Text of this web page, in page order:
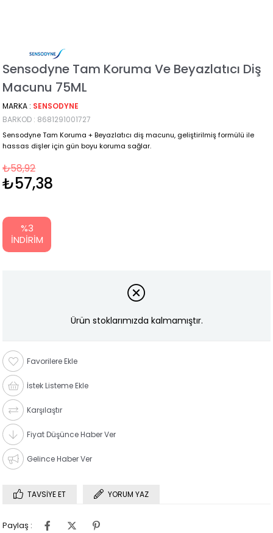
Sensodyne Tam Koruma Ve Beyazlatıcı Diş
Macunu 75ML
MARKA : SENSODYNE
BARKOD : 8681291001727
Sensodyne Tam Koruma + Beyazlatıcı diş macunu, geliştirilmiş formülü ile
hassas dişler için gün boyu koruma sağlar.
₺58,92
₺57,38
%3
İNDIRIM
Ürün stoklarımızda kalmamıştır.
Favorilere Ekle
İstek Listeme Ekle
Karşılaştır
Fiyat Düşünce Haber Ver
Gelince Haber Ver
TAVSIYE ET YORUM YAZ
Paylaş :